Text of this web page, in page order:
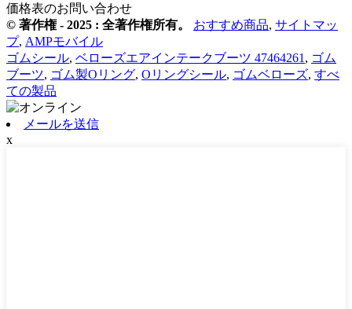
価格表のお問い合わせ
© 著作権 - 2025 : 全著作権所有。
おすすめ商品, サイトマッ
プ, AMPモバイル
ゴムシール, ベローズエアインテークブーツ 47464261 , ゴム
ブーツ, ゴム製Oリング, Oリングシール, ゴムベローズ, すべ
ての製品
メールを送信
x